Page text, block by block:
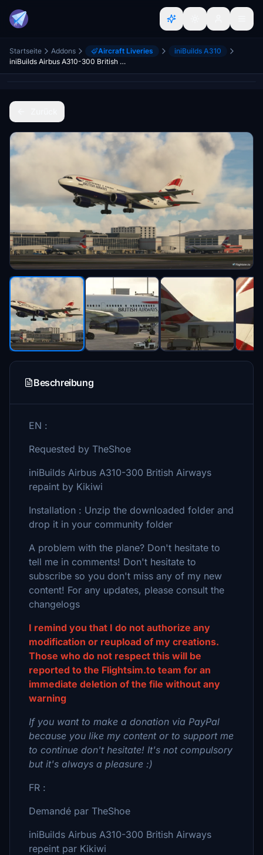
Startseite Addons Aircraft Liveries
iniBuilds A310
iniBuilds Airbus A310-300 British Airways
Beschreibung
EN :
Requested by TheShoe
iniBuilds Airbus A310-300 British Airways
repaint by Kikiwi
Installation : Unzip the downloaded folder and
drop it in your community folder
A problem with the plane? Don't hesitate to
tell me in comments! Don't hesitate to
subscribe so you don't miss any of my new
content! For any updates, please consult the
changelogs
I remind you that I do not authorize any
modification or reupload of my creations.
Those who do not respect this will be
reported to the Flightsim.to team for an
immediate deletion of the file without any
warning
If you want to make a donation via PayPal
because you like my content or to support me
to continue don't hesitate! It's not compulsory
but it's always a pleasure :)
FR :
Demandé par TheShoe
iniBuilds Airbus A310-300 British Airways
repeint par Kikiwi